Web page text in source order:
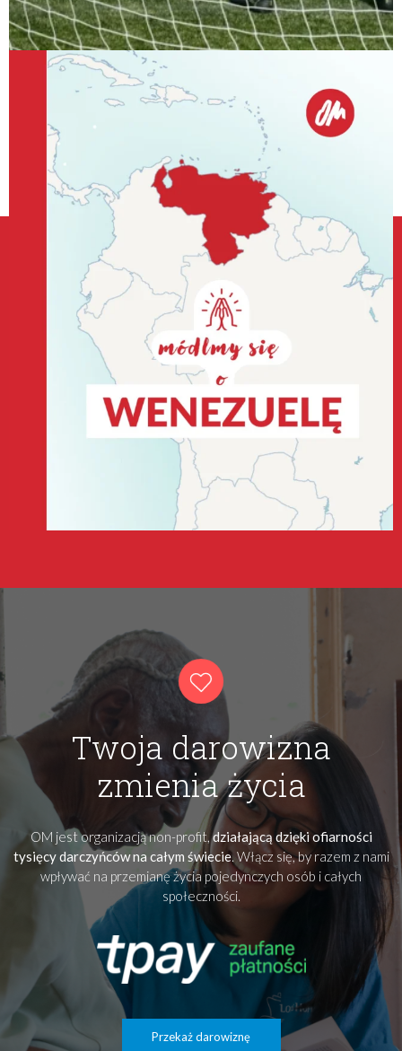
Twoja darowizna
zmienia życia
OM jest organizacją non-profit,działającą dzięki ofiarności
tysięcy darczyńców na całym świecie. Włącz się, by razem z nami
wpływać na przemianę życia pojedynczych osób i całych
społeczności.
Przekaż darowiznę